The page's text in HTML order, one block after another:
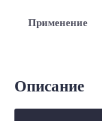
Применение
Описание